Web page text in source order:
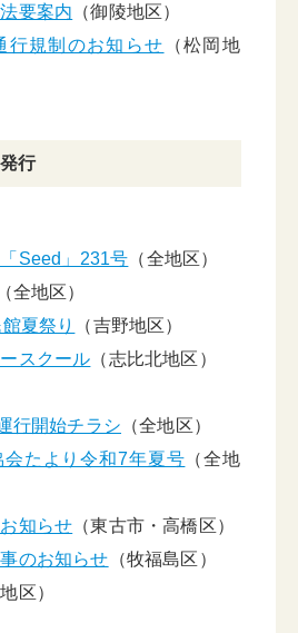
要案内 （御陵地区）
行規制のお知らせ （松岡地
行
Seed」231号 （全地区）
（全地区）
夏祭り
（吉野地区）
スクール （志比北地区）
行開始チラシ （全地区）
たより令和7年夏号 （全地
知らせ （東古市・高橋区）
のお知らせ （牧福島区）
区）